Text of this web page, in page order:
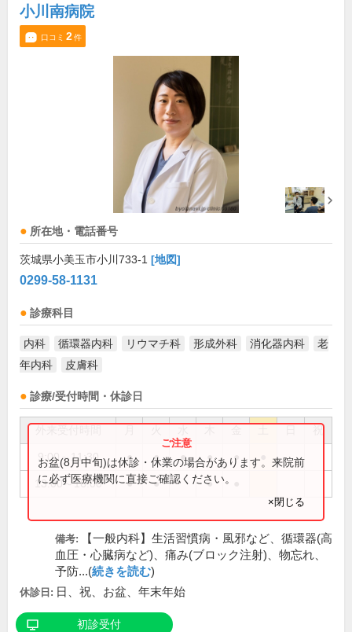
小川南病院
口コミ 2件
所在地・電話番号
茨城県小美玉市小川733-1 [地図]
0299-58-1131
診療科目
内科 循環器内科 リウマチ科 形成外科 消化器内科
老
年内科
皮膚科
診療/受付時間・休診日
祝
9:00～11:30 ● ● ● ● ●
13:00～16:00 ● ● ●
お盆(8月中旬)は休診・休業の場合があります。来院前
に必ず医療機関に直接ご確認ください。
×閉じる
備考:
【一般内科】生活習慣病・風邪など、循環器(高
血圧・心臓病など)、痛み(ブロック注射)、物忘れ、
予防...(続きを読む)
休診日: 日、祝、お盆、年末年始
初診受付